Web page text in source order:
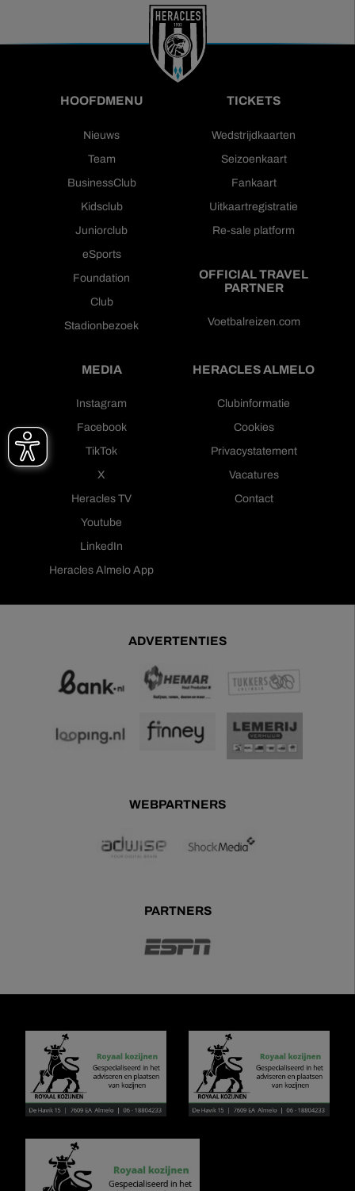
HOOFDMENU
Nieuws
Team
BusinessClub
Kidsclub
Juniorclub
eSports
Foundation
Club
Stadionbezoek
TICKETS
Wedstrijdkaarten
Seizoenkaart
Fankaart
Uitkaartregistratie
Re-sale platform
OFFICIAL TRAVEL
PARTNER
Voetbalreizen.com
MEDIA
Instagram
Facebook
TikTok
X
Heracles TV
Youtube
LinkedIn
Heracles Almelo App
HERACLES ALMELO
Clubinformatie
Cookies
Privacystatement
Vacatures
Contact
ADVERTENTIES
WEBPARTNERS
PARTNERS